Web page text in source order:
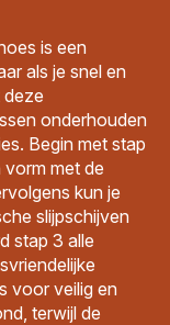
is een
als je snel en
deze
onderhouden
Begin met stap
vorm met de
kun je
slijpschijven
stap 3 alle
voor veilig en
terwijl de